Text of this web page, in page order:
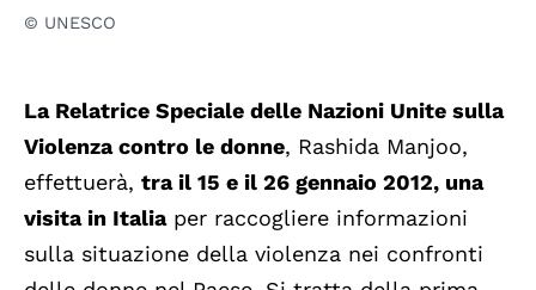
© UNESCO
La Relatrice Speciale delle Nazioni Unite sulla
Violenza contro le donne, Rashida Manjoo,
effettuerà, tra il 15 e il 26 gennaio 2012, una
visita in Italiaper raccogliere informazioni
sulla situazione della violenza nei confronti